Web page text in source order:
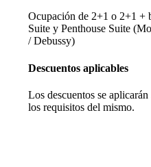
Ocupación de 2+1 o 2+1 +
Suite y Penthouse Suite
/ Debussy)
Descuentos aplicables
Los descuentos se
los requisitos del mismo.